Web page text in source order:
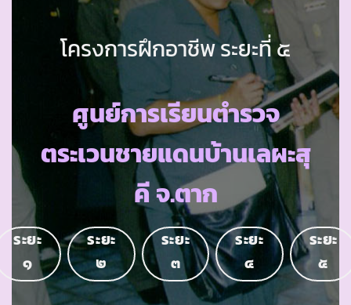
โครงการฝึกอาชีพ ระยะที่ ๕
ศูนย์การเรียนตำรวจ
ตระเวนชายแดนบ้านเลผะสุ
คี จ.ตาก
ระยะ
๑
ระยะ
๒
ระยะ
๓
ระยะ
๔
ระยะ
๕